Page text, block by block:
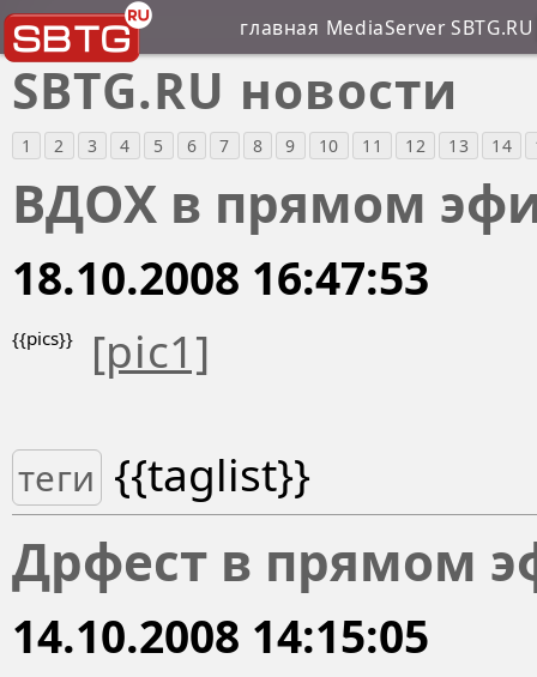
главная MediaServer SBTG.RU
SBTG.RU новости
1 2 3 4 5 6 7 8 9 10 11 12 13 14
ВДОХ в прямом
18.10.2008 16:47:53
{{pics}} [pic1]
теги{{taglist}}
Дрфест в прямом
14.10.2008 14:15:05